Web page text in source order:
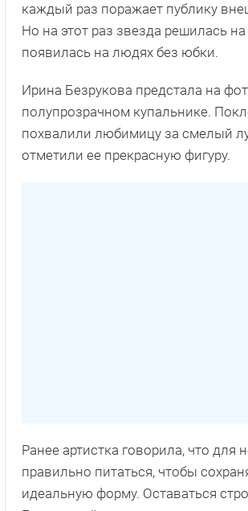
каждый раз поражает публику
Но на этот раз звезда решилась
появилась на людях без юбки.
Ирина Безрукова предстала на
полупрозрачном купальнике.
похвалили любимицу за смелый
отметили ее прекрасную фигуру.
Ранее артистка говорила, что для
правильно питаться, чтобы
идеальную форму. Оставаться